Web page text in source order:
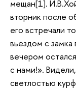
мещан[1].
вторник после
его встречали
вьездом с
вечером
с нами!».
светлостью